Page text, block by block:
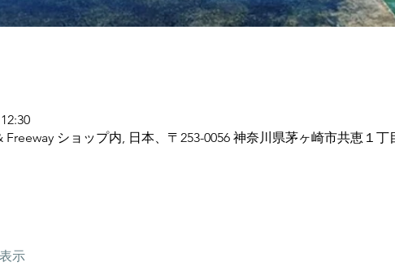
Freeway ショップ内, 日本、〒253-0056 神奈川県茅ヶ崎市共恵１丁
示